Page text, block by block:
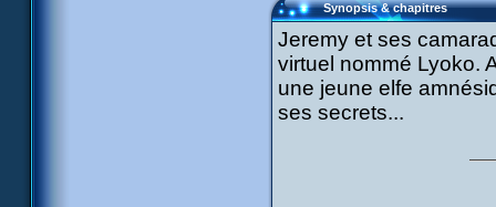
Synopsis & chapitres
Jeremy et ses
virtuel nommé Lyoko.
une jeune elfe
ses secrets...